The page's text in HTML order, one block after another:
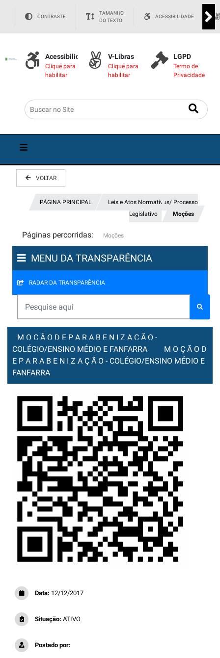
CONTRASTE
TAMANHO
DO TEXTO
ACESSIBILIDADE
Acessibilidade
Clique para
habilitar
V-Libras
Clique para
habilitar
LGPD
Termo de
Privacidade
VOLTAR
PÁGINA PRINCIPAL
Leis e Atos Normativos/ Processo
Legislativo
Moções
Páginas percorridas: Moções
MENU DA TRANSPARÊNCIA
RADAR DA TRANSPARÊNCIA
M O Ç Ã O D E P A R A B E N I Z A Ç Ã O -
COLÉGIO/ENSINO MÉDIO E FANFARRA
M O Ç Ã O D
E P A R A B E N I Z A Ç Ã O - COLÉGIO/ENSINO MÉDIO E
FANFARRA
Data: 12/12/2017
Situação: ATIVO
Postado por: